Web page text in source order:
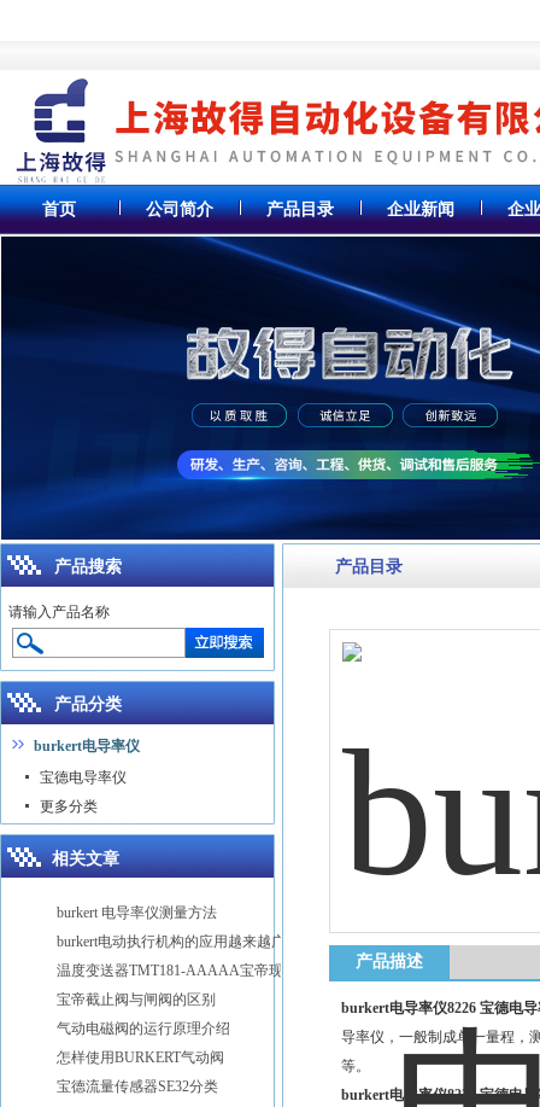
首页 公司简介 产品目录 企业新闻 企
产品目录
产品描述
burkert电导率仪8226 宝德电导
导率仪，一般制成单一量程，
等。
burkert电导率仪8226 宝德电导
产品搜索
请输入产品名称
产品分类
burkert电导率仪
宝德电导率仪
更多分类
相关文章
burkert 电导率仪测量方法
burkert电动执行机构的应用越来越广泛
温度变送器TMT181-AAAAA宝帝现货
宝帝截止阀与闸阀的区别
气动电磁阀的运行原理介绍
怎样使用BURKERT气动阀
宝德流量传感器SE32分类